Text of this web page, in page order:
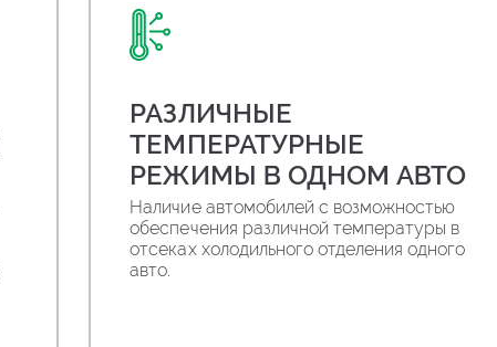
РАЗЛИЧНЫЕ
ТЕМПЕРАТУРНЫЕ
РЕЖИМЫ В ОДНОМ АВТО
Наличие автомобилей с возможностью
обеспечения различной температуры в
отсеках холодильного отделения одного
авто.